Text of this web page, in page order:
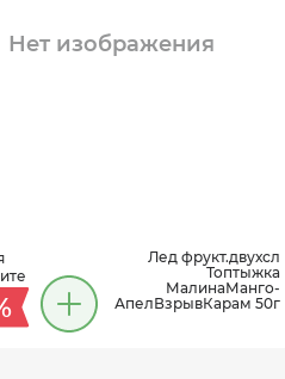
Нет изображения
Лед фрукт.двухсл
Топтыжка
МалинаМанго-
АпелВзрывКарам 50г